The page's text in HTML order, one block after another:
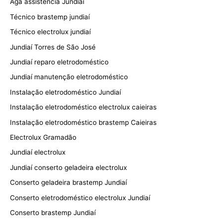
Aga assistência Jundiaí
Técnico brastemp jundiaí
Técnico electrolux jundiaí
Jundiaí Torres de São José
Jundiaí reparo eletrodoméstico
Jundiaí manutenção eletrodoméstico
Instalação eletrodoméstico Jundiaí
Instalação eletrodoméstico electrolux caieiras
Instalação eletrodoméstico brastemp Caieiras
Electrolux Gramadão
Jundiaí electrolux
Jundiaí conserto geladeira electrolux
Conserto geladeira brastemp Jundiaí
Conserto eletrodoméstico electrolux Jundiaí
Conserto brastemp Jundiaí